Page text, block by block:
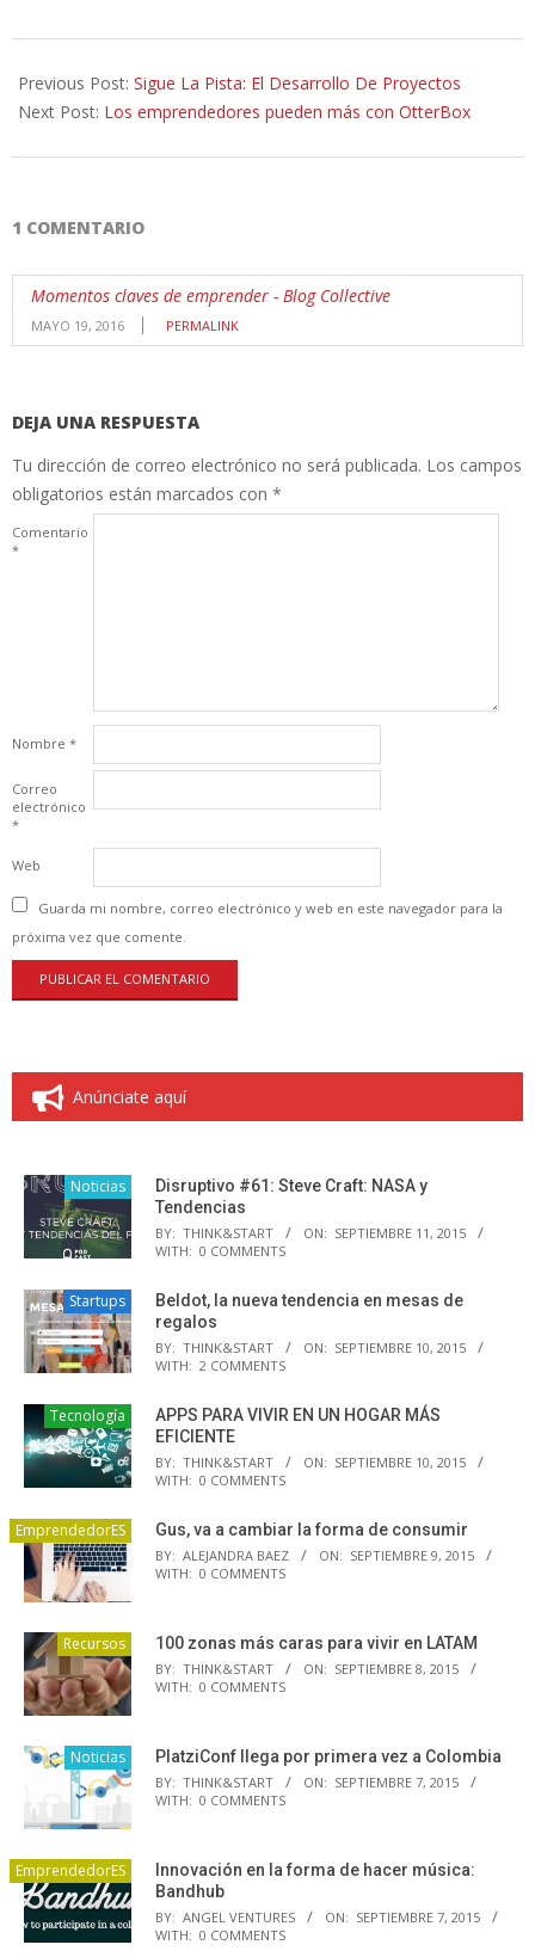
06-
19
Previous Post: Sigue La Pista: El Desarrollo De Proyectos
Next Post: Los emprendedores pueden más con OtterBox
1 COMENTARIO
Momentos claves de emprender - Blog Collective
MAYO 19, 2016 PERMALINK
DEJA UNA RESPUESTA
Tu dirección de correo electrónico no será publicada. Los campos
obligatorios están marcados con *
Comentario
*
Nombre *
Correo
electrónico
*
Web
Guarda mi nombre, correo electrónico y web en este navegador para la
próxima vez que comente.
Anúnciate aquí
Noticias
Disruptivo #61: Steve Craft: NASA y
Tendencias
BY: THINK&START ON: SEPTIEMBRE 11, 2015
WITH: 0 COMMENTS
Startups
Beldot, la nueva tendencia en mesas de
regalos
BY: THINK&START ON: SEPTIEMBRE 10, 2015
WITH: 2 COMMENTS
Tecnología
APPS PARA VIVIR EN UN HOGAR MÁS
EFICIENTE
BY: THINK&START ON: SEPTIEMBRE 10, 2015
WITH: 0 COMMENTS
EmprendedorES Gus, va a cambiar la forma de consumir
BY: ALEJANDRA BAEZ ON: SEPTIEMBRE 9, 2015
WITH: 0 COMMENTS
Recursos 100 zonas más caras para vivir en LATAM
BY: THINK&START ON: SEPTIEMBRE 8, 2015
WITH: 0 COMMENTS
Noticias PlatziConf llega por primera vez a Colombia
BY: THINK&START ON: SEPTIEMBRE 7, 2015
WITH: 0 COMMENTS
EmprendedorES
Innovación en la forma de hacer música:
Bandhub
BY: ANGEL VENTURES ON: SEPTIEMBRE 7, 2015
WITH: 0 COMMENTS